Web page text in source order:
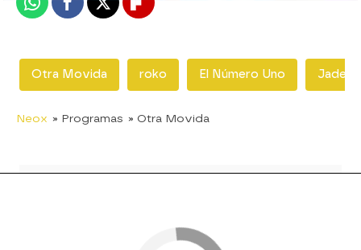
WhatsappFacebook
X Flipboard
Otra Movida roko El Número Uno Jadel
Neox » Programas » Otra Movida